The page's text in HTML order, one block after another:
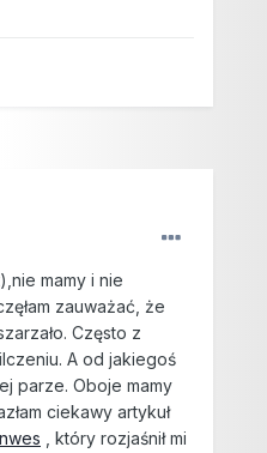
mamy i nie
zauważać, że
Często z
A od jakiegoś
parze. Oboje mamy
ciekawy artykuł
, który rozjaśnił mi